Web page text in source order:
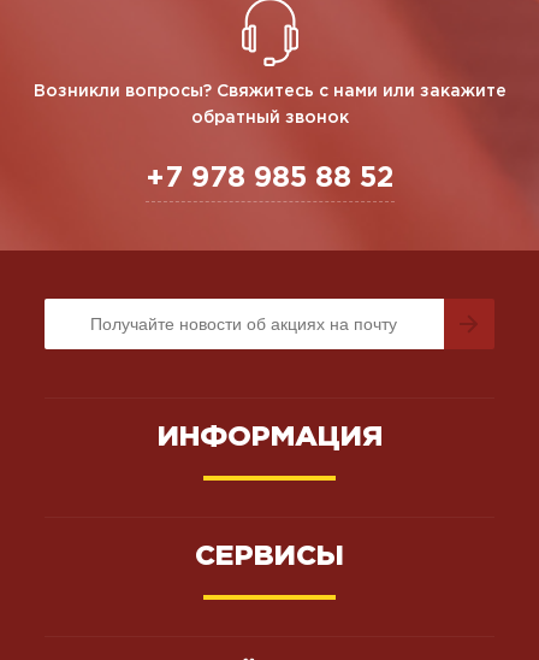
Возникли вопросы? Свяжитесь с нами или закажите
обратный звонок
+7 978 985 88 52
ИНФОРМАЦИЯ
СЕРВИСЫ